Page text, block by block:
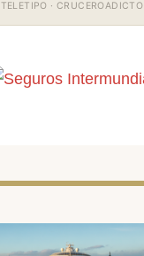
TELETIPO · CRUCEROADICTO